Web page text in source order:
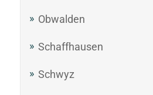
Obwalden
Schaffhausen
Schwyz